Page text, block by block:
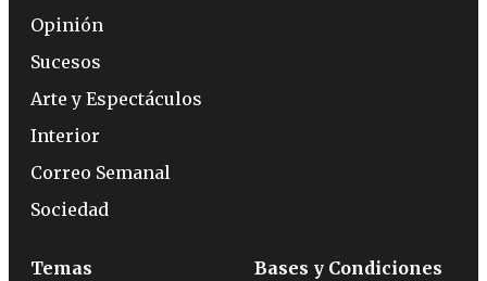
Opinión
Sucesos
Arte y Espectáculos
Interior
Correo Semanal
Sociedad
Temas Bases y Condiciones